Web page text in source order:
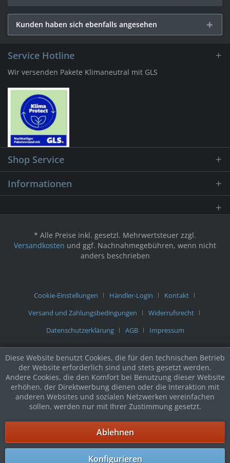
Kunden haben sich ebenfalls angesehen
Service Hotline
Wir versenden Pakete Klimaneutral mit GLS
Shop Service
Informationen
* Alle Preise inkl. gesetzl. Mehrwertsteuer zzgl.
Versandkosten und ggf. Nachnahmegebühren, wenn nicht
anders beschrieben
Cookie-Einstellungen Händler-Login
Kontakt
Versand und Zahlungsbedingungen
Widerrufsrecht
Datenschutzerklärung
AGB Impressum
Diese Website benutzt Cookies, die für den technischen Betrieb
der Website erforderlich sind und stets gesetzt werden.
Andere Cookies, die den Komfort bei Benutzung dieser Website
erhöhen, der Direktwerbung dienen oder die Interaktion mit
anderen Websites und sozialen Netzwerken vereinfachen
sollen, werden nur mit Ihrer Zustimmung gesetzt.
Ablehnen
Konfigurieren